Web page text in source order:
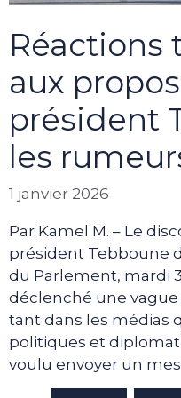
Réactions
aux
président
les
1 janvier 2026
Par Kamel M. – Le
président Tebboune
du Parlement, mardi
déclenché une
tant dans les médias
politiques et
voulu envoyer un